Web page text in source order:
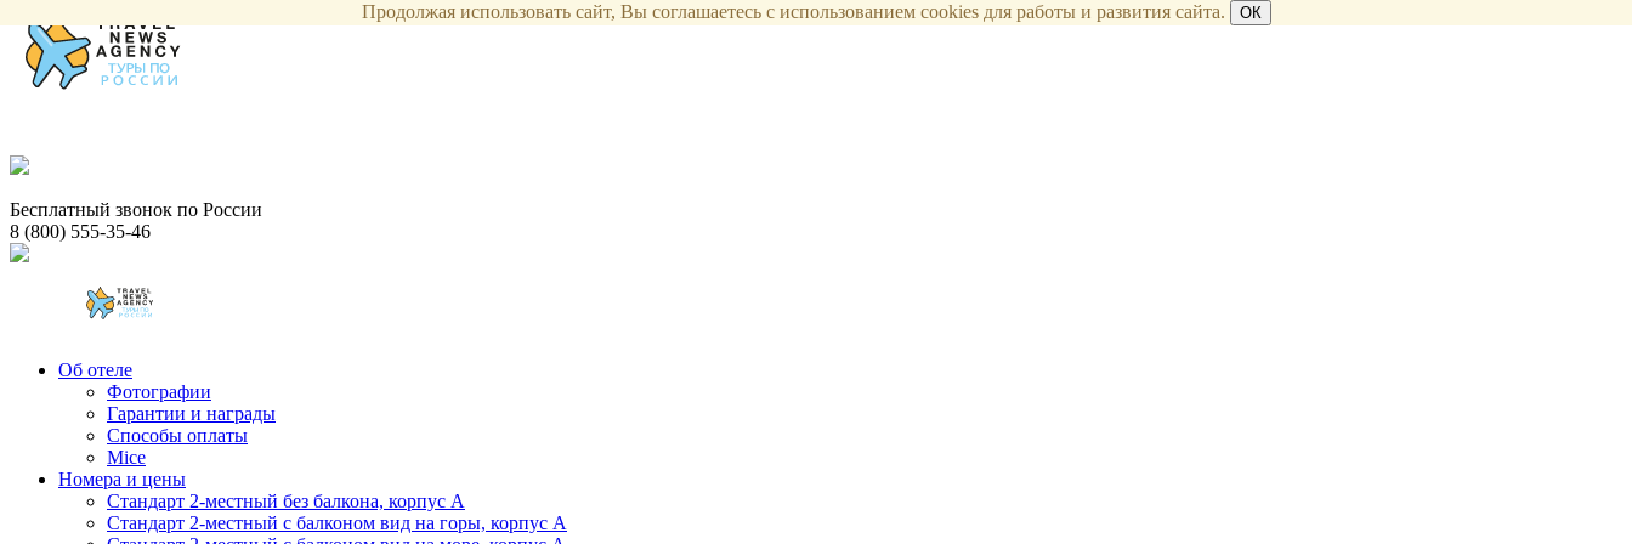
Бесплатный звонок по России
8 (800) 555-35-46
Об отеле
Фотографии
Гарантии и награды
Способы оплаты
Mice
Номера и цены
Стандарт 2-местный без балкона, корпус А
Стандарт 2-местный с балконом вид на горы, корпус А
Продолжая использовать сайт, Вы соглашаетесь с использованием cookies для работы и развития сайта. ОК